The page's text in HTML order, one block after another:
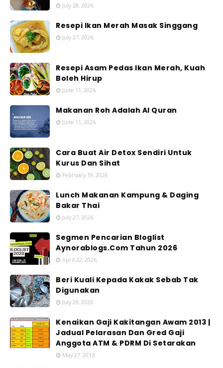
July 28, 2026
Resepi Ikan Merah Masak Singgang
July 27, 2026
Resepi Asam Pedas Ikan Merah, Kuah
Boleh Hirup
June 11, 2026
Makanan Roh Adalah Al Quran
June 11, 2026
Cara Buat Air Detox Sendiri Untuk
Kurus Dan Sihat
February 19, 2026
Lunch Makanan Kampung & Daging
Bakar Thai
July 27, 2026
Segmen Pencarian Bloglist
Aynorablogs.Com Tahun 2026
April 22, 2026
Beri Kuali Kepada Kakak Sebab Tak
Digunakan
July 29, 2026
Kenaikan Gaji Kakitangan Awam 2013 |
Jadual Pelarasan Dan Gred Gaji
Anggota ATM & PDRM Di Setarakan
May 27, 2013